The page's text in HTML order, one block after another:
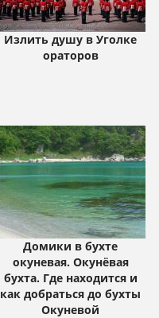
Излить душу в Уголке
ораторов
Домики в бухте
окуневая. Окунёвая
бухта. Где находится и
как добраться до бухты
Окуневой